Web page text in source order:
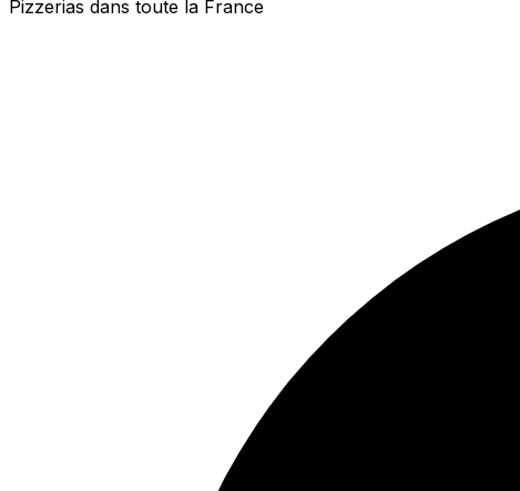
Pizzerias dans toute la France